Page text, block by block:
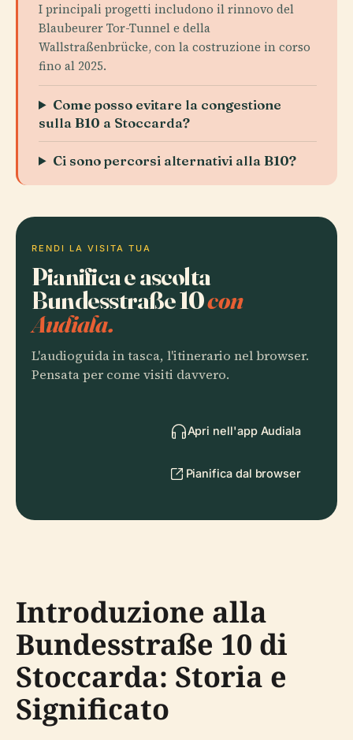
I principali progetti includono il rinnovo del
Blaubeurer Tor-Tunnel e della
Wallstraßenbrücke, con la costruzione in corso
fino al 2025.
Come posso evitare la congestione
sulla B10 a Stoccarda?
Ci sono percorsi alternativi alla B10?
RENDI LA VISITA TUA
Pianifica e ascolta
Bundesstraße 10con
Audiala.
L'audioguida in tasca, l'itinerario nel browser.
Pensata per come visiti davvero.
Apri nell'app Audiala
Pianifica dal browser
Introduzione alla
Bundesstraße 10 di
Stoccarda: Storia e
Significato